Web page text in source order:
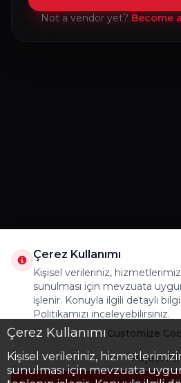
Çerez Kullanımı
Kişisel verileriniz,
sunulması için mevzuata
Not a vendor yet?Become
Çerez Kullanımı
Kişisel verileriniz,
sunulması için mevzuata
işlenir. Konuyla ilgili detaylı
Politikamızı inceleyebilirsiniz.
Customize
Reject All